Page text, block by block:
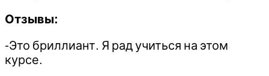
Отзывы:
-Это бриллиант. Я рад учиться на этом
курсе.